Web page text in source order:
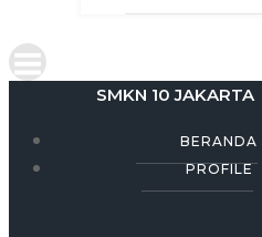
SMKN 10 JAKARTA
BERANDA
PROFILE